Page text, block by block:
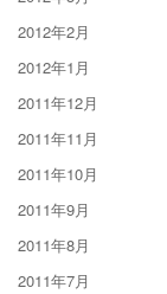
2012年2月
2012年1月
2011年12月
2011年11月
2011年10月
2011年9月
2011年8月
2011年7月